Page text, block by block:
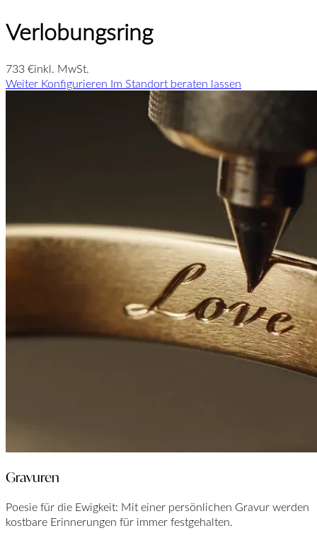
Verlobungsring
733 €inkl. MwSt.
Weiter Konfigurieren Im Standort beraten lassen
Gravuren
Poesie für die Ewigkeit: Mit einer persönlichen Gravur werden
kostbare Erinnerungen für immer festgehalten.